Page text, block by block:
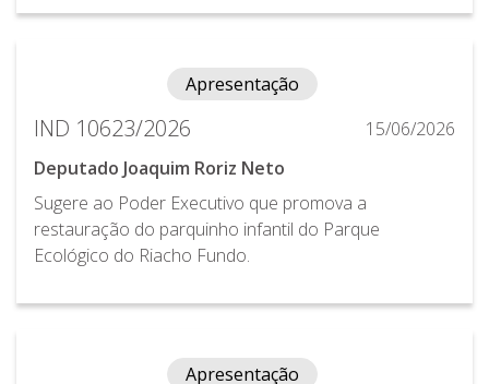
Apresentação
IND 10623/2026
15/06/2026
Deputado Joaquim Roriz Neto
Sugere ao Poder Executivo que promova a
restauração do parquinho infantil do Parque
Ecológico do Riacho Fundo.
Apresentação